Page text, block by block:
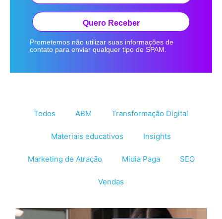
Quero Receber
Prometemos não utilizar suas informações de
contato para enviar qualquer tipo de SPAM.
Todos ABM Transformação Digital
Materiais educativos Insights
Marketing de Atração Mídia Paga SEO
Vendas